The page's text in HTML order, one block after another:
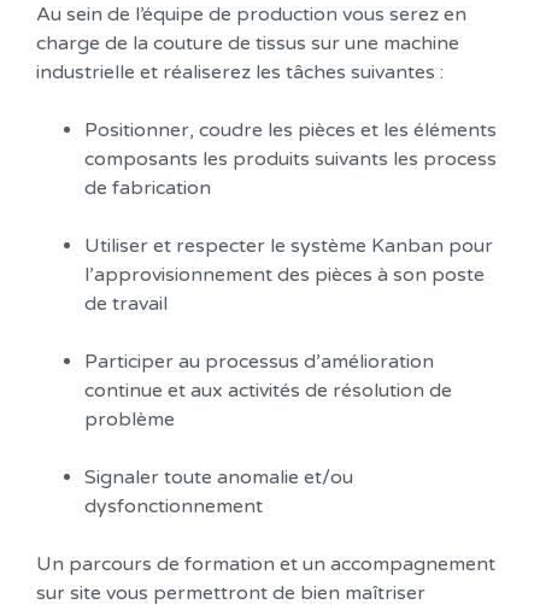
Au sein de l’équipe de production vous serez en
charge de la couture de tissus sur une machine
industrielle et réaliserez les tâches suivantes :
Positionner, coudre les pièces et les éléments
composants les produits suivants les process
de fabrication
Utiliser et respecter le système Kanban pour
l’approvisionnement des pièces à son poste
de travail
Participer au processus d’amélioration
continue et aux activités de résolution de
problème
Signaler toute anomalie et/ou
dysfonctionnement
Un parcours de formation et un accompagnement
sur site vous permettront de bien maîtriser